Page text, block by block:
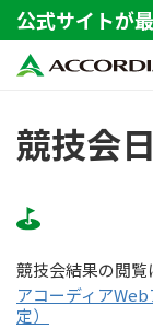
公式サイトが
競技会
競技会結果の閲覧
アコーディア
定）